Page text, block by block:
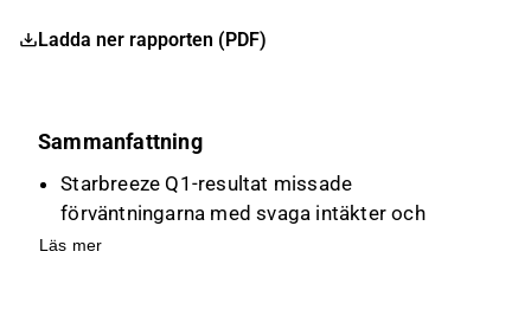
Ladda ner rapporten (PDF)
Sammanfattning
Starbreeze Q1-resultat missade
förväntningarna med svaga intäkter och
lönsamhet, vilket ökar osäkerheten kring
Läs mer